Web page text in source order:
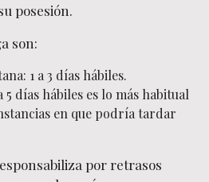
posesión.
son:
1 a 3 días hábiles.
5 días hábiles es lo más habitual
en que podría tardar
por retrasos